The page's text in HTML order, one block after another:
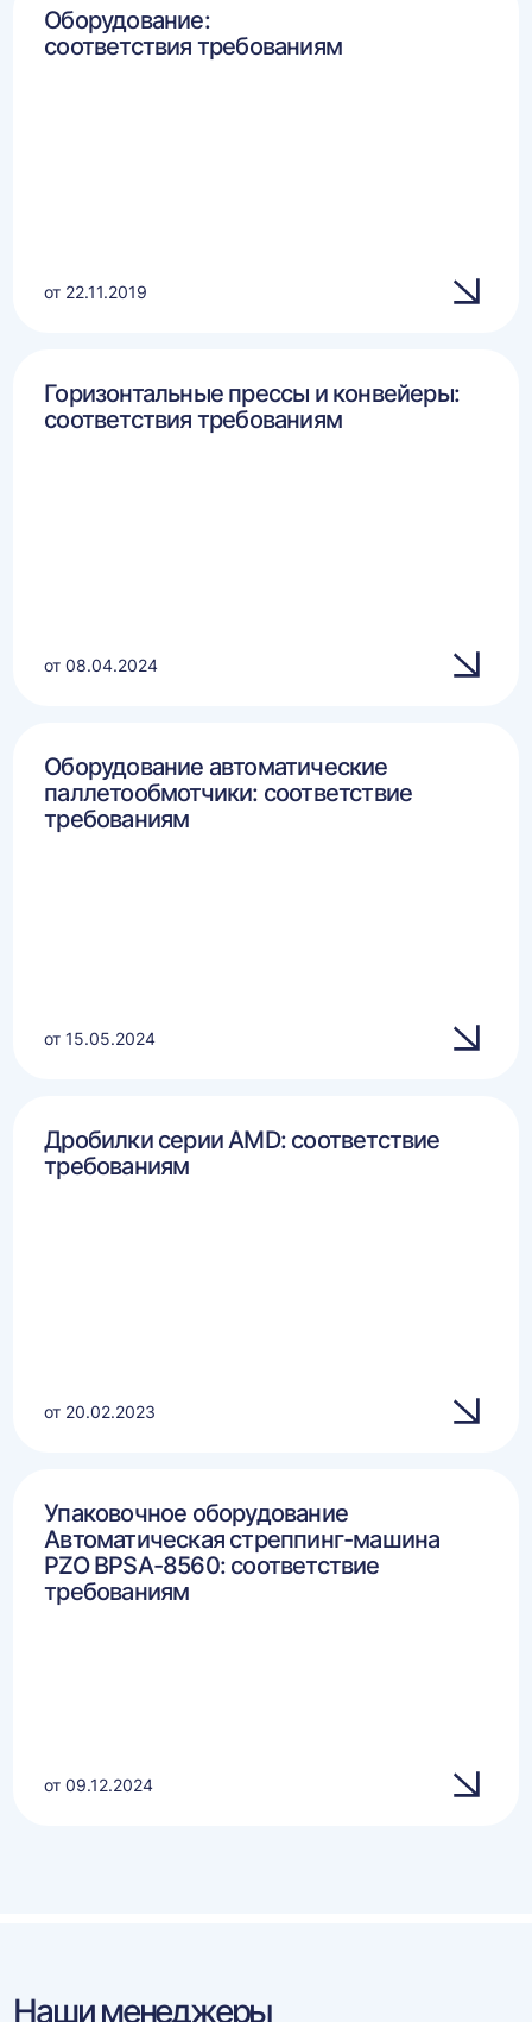
Оборудование:
соответствия требованиям
от 22.11.2019
Горизонтальные прессы и конвейеры:
соответствия требованиям
от 08.04.2024
Оборудование автоматические
паллетообмотчики: соответствие
требованиям
от 15.05.2024
Дробилки серии AMD: соответствие
требованиям
от 20.02.2023
Упаковочное оборудование
Автоматическая стреппинг-машина
PZO BPSA-8560: соответствие
требованиям
от 09.12.2024
Наши менеджеры